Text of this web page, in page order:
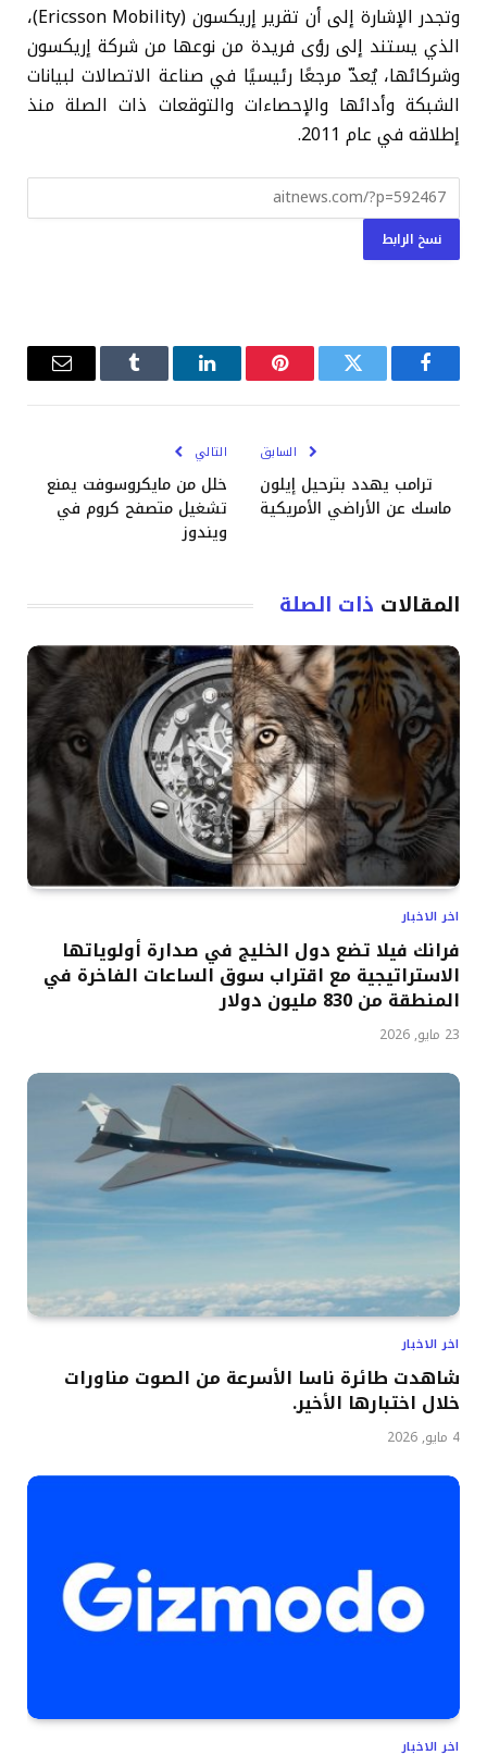
وتجدر الإشارة إلى أن تقرير إريكسون (Ericsson Mobility)،
الذي يستند إلى رؤى فريدة من نوعها من شركة إريكسون
وشركائها، يُعدّ مرجعًا رئيسيًا في صناعة الاتصالات لبيانات
الشبكة وأدائها والإحصاءات والتوقعات ذات الصلة منذ
إطلاقه في عام 2011.
نسخ الرابط
فيسبوكتويتر بينتيريستلينكدإن Tumblrالبريد
السابق
ترامب يهدد بترحيل إيلون
ماسك عن الأراضي الأمريكية
التالي
خلل من مايكروسوفت يمنع
تشغيل متصفح كروم في
ويندوز
المقالات ذات الصلة
اخر الاخبار
فرانك فيلا تضع دول الخليج في صدارة أولوياتها
الاستراتيجية مع اقتراب سوق الساعات الفاخرة في
المنطقة من 830 مليون دولار
23 مايو, 2026
اخر الاخبار
شاهدت طائرة ناسا الأسرعة من الصوت مناورات
خلال اختبارها الأخير.
4 مايو, 2026
اخر الاخبار